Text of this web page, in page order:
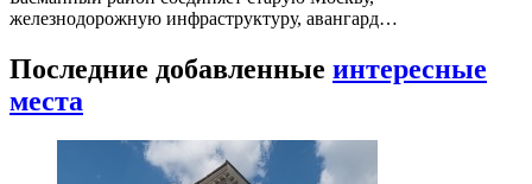
железнодорожную инфраструктуру, авангард…
Последние добавленные интересные
места